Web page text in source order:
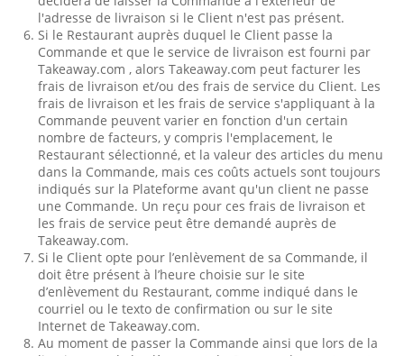
l'adresse de livraison si le Client n'est pas présent.
Si le Restaurant auprès duquel le Client passe la
Commande et que le service de livraison est fourni par
Takeaway.com , alors Takeaway.com peut facturer les
frais de livraison et/ou des frais de service du Client. Les
frais de livraison et les frais de service s'appliquant à la
Commande peuvent varier en fonction d'un certain
nombre de facteurs, y compris l'emplacement, le
Restaurant sélectionné, et la valeur des articles du menu
dans la Commande, mais ces coûts actuels sont toujours
indiqués sur la Plateforme avant qu'un client ne passe
une Commande. Un reçu pour ces frais de livraison et
les frais de service peut être demandé auprès de
Takeaway.com.
Si le Client opte pour l’enlèvement de sa Commande, il
doit être présent à l’heure choisie sur le site
d’enlèvement du Restaurant, comme indiqué dans le
courriel ou le texto de confirmation ou sur le site
Internet de Takeaway.com.
Au moment de passer la Commande ainsi que lors de la